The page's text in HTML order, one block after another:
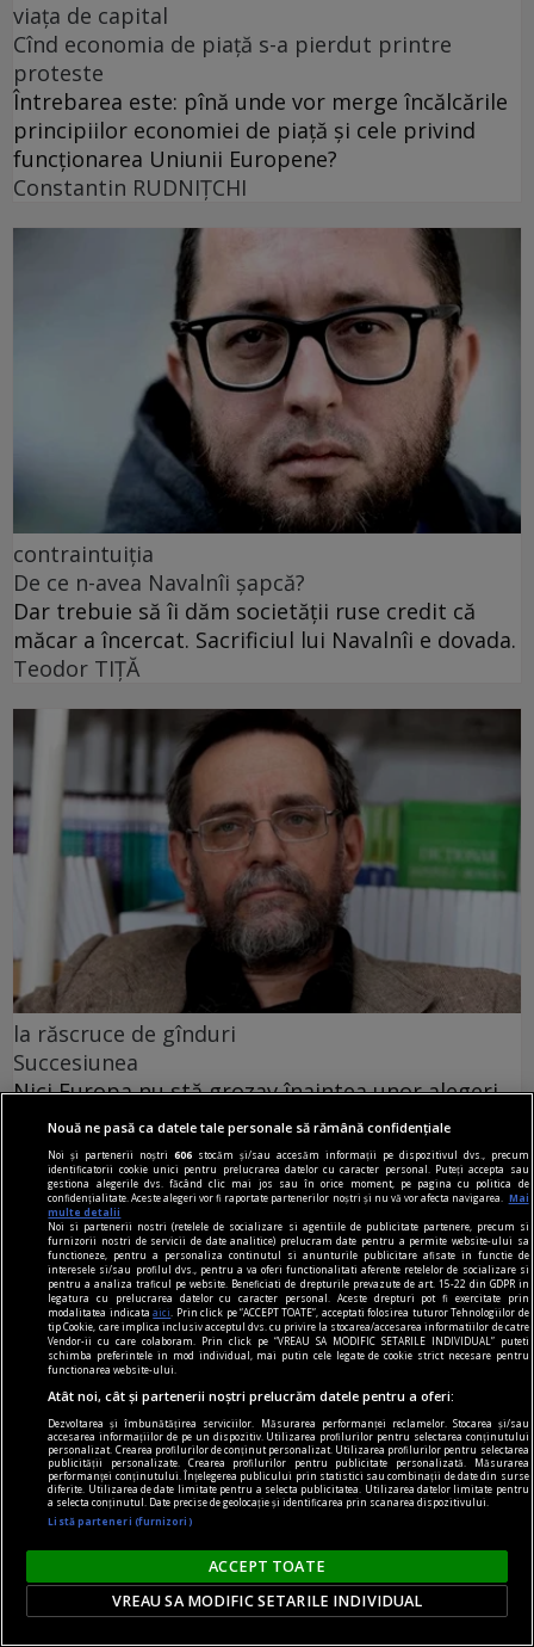
viața de capital
Cînd economia de piață s-a pierdut printre
proteste
Întrebarea este: pînă unde vor merge încălcările
principiilor economiei de piață și cele privind
funcționarea Uniunii Europene?
Constantin RUDNIŢCHI
contraintuiția
De ce n-avea Navalnîi șapcă?
Dar trebuie să îi dăm societății ruse credit că
măcar a încercat. Sacrificiul lui Navalnîi e dovada.
Teodor TIŢĂ
la răscruce de gînduri
Succesiunea
Nici Europa nu stă grozav înaintea unor alegeri
care pot să împingă în parlamentele europene
diferiți demagogi cu promisiuni maximale și
capacități mediocre.
Andrei CORNEA
nici așa, nici altminteri
Cum trebuie să fie un președinte
Nouă ne pasă ca datele tale personale să rămână confidențiale
Noi și partenerii noștri606 stocăm și/sau accesăm informații pe dispozitivul dvs., precum
identificatorii cookie unici pentru prelucrarea datelor cu caracter personal. Puteți accepta sau
gestiona alegerile dvs. făcând clic mai jos sau în orice moment, pe pagina cu politica de
confidențialitate. Aceste alegeri vor fi raportate partenerilor noștri și nu vă vor afecta navigarea.
Mai
multe detalii
Noi si partenerii nostri (retelele de socializare si agentiile de publicitate partenere, precum si
furnizorii nostri de servicii de date analitice) prelucram date pentru a permite website-ului sa
functioneze, pentru a personaliza continutul si anunturile publicitare afisate in functie de
interesele si/sau profilul dvs., pentru a va oferi functionalitati aferente retelelor de socializare si
pentru a analiza traficul pe website. Beneficiati de drepturile prevazute de art. 15-22 din GDPR in
legatura cu prelucrarea datelor cu caracter personal. Aceste drepturi pot fi exercitate prin
modalitatea indicataaici
. Prin click pe “ACCEPT TOATE”, acceptati folosirea tuturor Tehnologiilor de
tip Cookie, care implica inclusiv acceptul dvs. cu privire la stocarea/accesarea informatiilor de catre
Vendor-ii cu care colaboram. Prin click pe “VREAU SA MODIFIC SETARILE INDIVIDUAL” puteti
schimba preferintele in mod individual, mai putin cele legate de cookie strict necesare pentru
functionarea website-ului.
Atât noi, cât și partenerii noștri prelucrăm datele pentru a oferi:
Dezvoltarea și îmbunătățirea serviciilor. Măsurarea performanței reclamelor. Stocarea și/sau
accesarea informațiilor de pe un dispozitiv. Utilizarea profilurilor pentru selectarea conținutului
personalizat. Crearea profilurilor de conținut personalizat. Utilizarea profilurilor pentru selectarea
publicității personalizate. Crearea profilurilor pentru publicitate personalizată. Măsurarea
performanței conținutului. Înțelegerea publicului prin statistici sau combinații de date din surse
diferite. Utilizarea de date limitate pentru a selecta publicitatea. Utilizarea datelor limitate pentru
a selecta conținutul. Date precise de geolocație și identificarea prin scanarea dispozitivului.
Listă parteneri (furnizori)
ACCEPT TOATE
VREAU SA MODIFIC SETARILE INDIVIDUAL